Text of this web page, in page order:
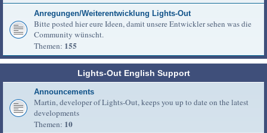
Anregungen/Weiterentwicklung Lights-Out
Bitte posted hier eure Ideen, damit unsere Entwickler sehen was die
Community wünscht.
Themen: 155
Lights-Out English Support
Announcements
Martin, developer of Lights-Out, keeps you up to date on the latest
developments
Themen: 10